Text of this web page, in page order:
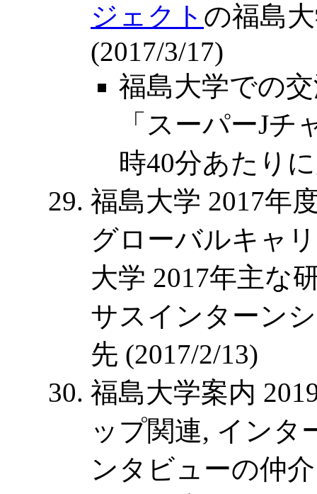
ジェクト の福島
(2017/3/17)
福島大学での
「スーパーJチ
時40分あたり
福島大学 2017年
グローバルキャ
大学 2017年主な
サスインターン
先 (2017/2/13)
福島大学案内
ップ関連, インタ
ンタビューの仲